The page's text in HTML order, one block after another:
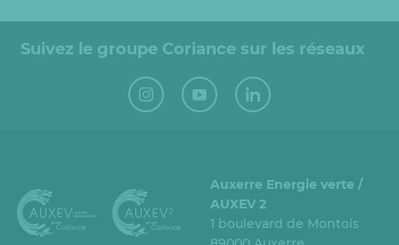
Suivez le groupe Coriance sur les réseaux
Auxerre Energie verte /
AUXEV 2
1 boulevard de Montois